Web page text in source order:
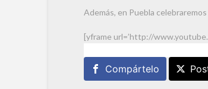
Además, en Puebla
[yframe url=’http://
Compártelo